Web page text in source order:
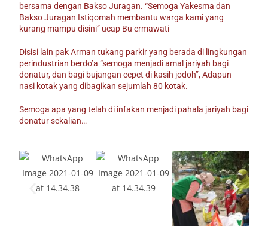
bersama dengan Bakso Juragan.“Semoga Yakesma dan
Bakso Juragan Istiqomah membantu warga kami yang
kurang mampu disini” ucap Bu ermawati
Disisi lain pak Arman tukang parkir yang berada di lingkungan
perindustrian berdo’a “semoga menjadi amal jariyah bagi
donatur, dan bagi bujangan cepet di kasih jodoh”,Adapun
nasi kotak yang dibagikan sejumlah 80 kotak.
Semoga apa yang telah di infakan menjadi pahala jariyah bagi
donatur sekalian…